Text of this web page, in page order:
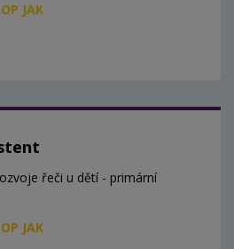
JAK
řeči u dětí - primární
JAK